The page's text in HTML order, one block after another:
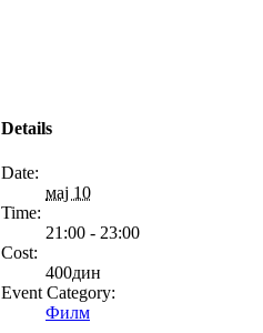
Details
Date:
мај 10
Time:
21:00 - 23:00
Cost:
400дин
Event Category:
Филм